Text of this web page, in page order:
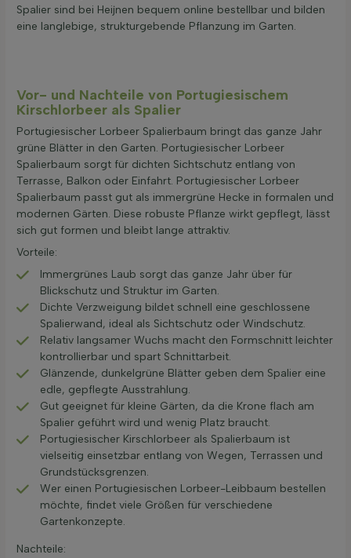
Spalier sind bei Heijnen bequem online bestellbar und bilden
eine langlebige, strukturgebende Pflanzung im Garten.
Vor- und Nachteile von Portugiesischem
Kirschlorbeer als Spalier
Portugiesischer Lorbeer Spalierbaum bringt das ganze Jahr
grüne Blätter in den Garten. Portugiesischer Lorbeer
Spalierbaum sorgt für dichten Sichtschutz entlang von
Terrasse, Balkon oder Einfahrt. Portugiesischer Lorbeer
Spalierbaum passt gut als immergrüne Hecke in formalen und
modernen Gärten. Diese robuste Pflanze wirkt gepflegt, lässt
sich gut formen und bleibt lange attraktiv.
Vorteile:
Immergrünes Laub sorgt das ganze Jahr über für
Blickschutz und Struktur im Garten.
Dichte Verzweigung bildet schnell eine geschlossene
Spalierwand, ideal als Sichtschutz oder Windschutz.
Relativ langsamer Wuchs macht den Formschnitt leichter
kontrollierbar und spart Schnittarbeit.
Glänzende, dunkelgrüne Blätter geben dem Spalier eine
edle, gepflegte Ausstrahlung.
Gut geeignet für kleine Gärten, da die Krone flach am
Spalier geführt wird und wenig Platz braucht.
Portugiesischer Kirschlorbeer als Spalierbaum ist
vielseitig einsetzbar entlang von Wegen, Terrassen und
Grundstücksgrenzen.
Wer einen Portugiesischen Lorbeer-Leibbaum bestellen
möchte, findet viele Größen für verschiedene
Gartenkonzepte.
Nachteile: